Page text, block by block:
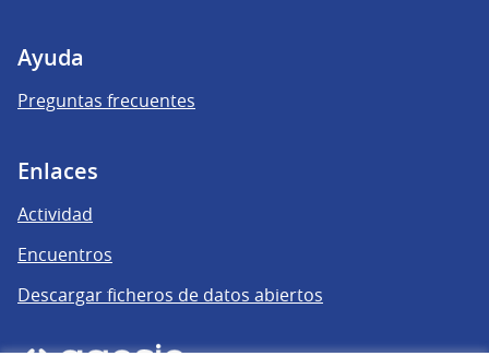
Ayuda
Preguntas frecuentes
Enlaces
Actividad
Encuentros
Descargar ficheros de datos abiertos